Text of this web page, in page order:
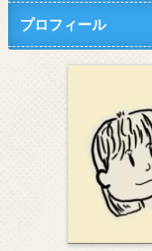
プロフィール